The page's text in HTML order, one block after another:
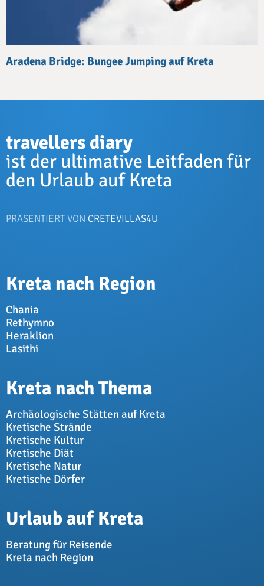
Aradena Bridge: Bungee Jumping auf Kreta
travellers diary
ist der ultimative Leitfaden für
den Urlaub auf Kreta
PRÄSENTIERT VON CRETEVILLAS4U
Kreta nach Region
Chania
Rethymno
Heraklion
Lasithi
Kreta nach Thema
Archäologische Stätten auf Kreta
Kretische Strände
Kretische Kultur
Kretische Diät
Kretische Natur
Kretische Dörfer
Urlaub auf Kreta
Beratung für Reisende
Kreta nach Region